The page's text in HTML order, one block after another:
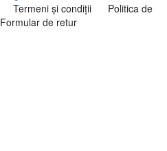
Termeni şi condiţii
Politica de
Formular de retur